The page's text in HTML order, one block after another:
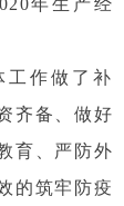
年生产经
作做了补
齐备、做好
育、严防外
的筑牢防疫